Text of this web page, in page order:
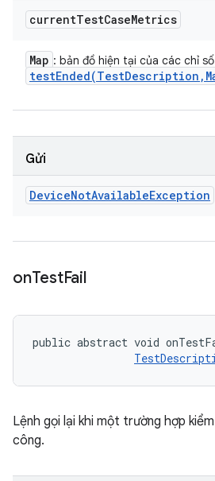
currentTestCaseMetrics
Map : bản đồ hiện tại của các chỉ
testEnded(TestDescription ,
Gửi
DeviceNotAvailableException
onTestFail
public abstract void
Lệnh gọi lại khi một trường hợp
công.